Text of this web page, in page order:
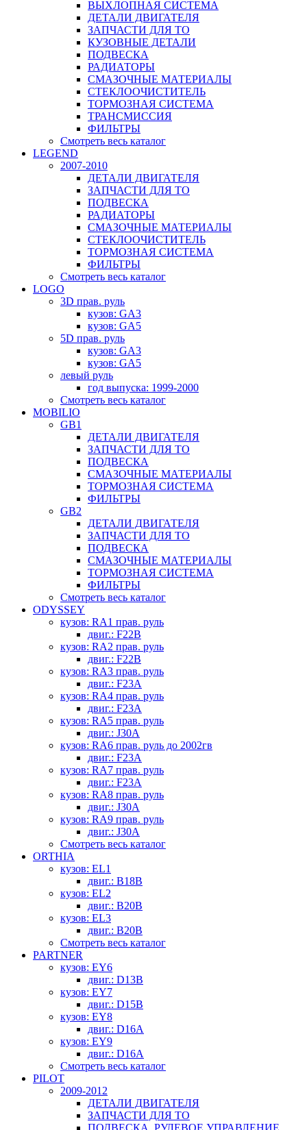
ВЫХЛОПНАЯ СИСТЕМА
ДЕТАЛИ ДВИГАТЕЛЯ
ЗАПЧАСТИ ДЛЯ ТО
КУЗОВНЫЕ ДЕТАЛИ
ПОДВЕСКА
РАДИАТОРЫ
СМАЗОЧНЫЕ МАТЕРИАЛЫ
СТЕКЛООЧИСТИТЕЛЬ
ТОРМОЗНАЯ СИСТЕМА
ТРАНСМИССИЯ
ФИЛЬТРЫ
Смотреть весь каталог
LEGEND
2007-2010
ДЕТАЛИ ДВИГАТЕЛЯ
ЗАПЧАСТИ ДЛЯ ТО
ПОДВЕСКА
РАДИАТОРЫ
СМАЗОЧНЫЕ МАТЕРИАЛЫ
СТЕКЛООЧИСТИТЕЛЬ
ТОРМОЗНАЯ СИСТЕМА
ФИЛЬТРЫ
Смотреть весь каталог
LOGO
3D прав. руль
кузов: GA3
кузов: GA5
5D прав. руль
кузов: GA3
кузов: GA5
левый руль
год выпуска: 1999-2000
Смотреть весь каталог
MOBILIO
GB1
ДЕТАЛИ ДВИГАТЕЛЯ
ЗАПЧАСТИ ДЛЯ ТО
ПОДВЕСКА
СМАЗОЧНЫЕ МАТЕРИАЛЫ
ТОРМОЗНАЯ СИСТЕМА
ФИЛЬТРЫ
GB2
ДЕТАЛИ ДВИГАТЕЛЯ
ЗАПЧАСТИ ДЛЯ ТО
ПОДВЕСКА
СМАЗОЧНЫЕ МАТЕРИАЛЫ
ТОРМОЗНАЯ СИСТЕМА
ФИЛЬТРЫ
Смотреть весь каталог
ODYSSEY
кузов: RA1 прав. руль
двиг.: F22B
кузов: RA2 прав. руль
двиг.: F22B
кузов: RA3 прав. руль
двиг.: F23A
кузов: RA4 прав. руль
двиг.: F23A
кузов: RA5 прав. руль
двиг.: J30A
кузов: RA6 прав. руль до 2002гв
двиг.: F23A
кузов: RA7 прав. руль
двиг.: F23A
кузов: RA8 прав. руль
двиг.: J30A
кузов: RA9 прав. руль
двиг.: J30A
Смотреть весь каталог
ORTHIA
кузов: EL1
двиг.: B18B
кузов: EL2
двиг.: B20B
кузов: EL3
двиг.: B20B
Смотреть весь каталог
PARTNER
кузов: EY6
двиг.: D13B
кузов: EY7
двиг.: D15B
кузов: EY8
двиг.: D16A
кузов: EY9
двиг.: D16A
Смотреть весь каталог
PILOT
2009-2012
ДЕТАЛИ ДВИГАТЕЛЯ
ЗАПЧАСТИ ДЛЯ ТО
ПОДВЕСКА, РУЛЕВОЕ УПРАВЛЕНИЕ,